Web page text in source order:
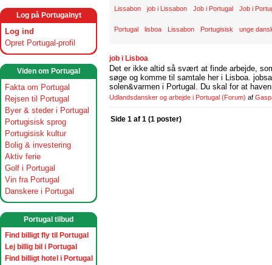
Log på Portugalnyt
Log ind
Opret Portugal-profil
Viden om Portugal
Fakta om Portugal
Rejsen til Portugal
Byer & steder i Portugal
Portugisisk sprog
Portugisisk kultur
Bolig & investering
Aktiv ferie
Golf i Portugal
Vin fra Portugal
Danskere i Portugal
Portugal tilbud
Find billigt fly til Portugal
Lej billig bil i Portugal
Find billigt hotel i Portugal
Lissabon job i Lissabon Job i Portugal Job i
Portugal lisboa Lissabon Portugisisk unge
job i Lisboa
Det er ikke altid så svært at finde arbejde,
søge og komme til samtale her i Lisboa.
solen&varmen i Portugal. Du skal for at
Udlandsdansker og arbejde i Portugal (Forum) af
Side 1 af 1 (1 poster)